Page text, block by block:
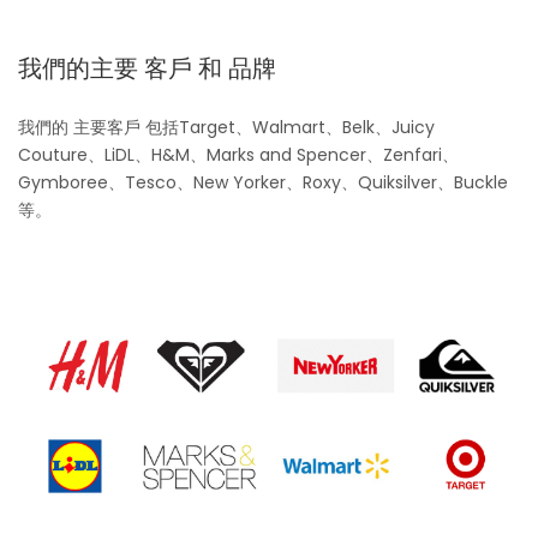
我們的主要 客戶 和 品牌
我們的 主要客戶 包括Target、Walmart、Belk、Juicy
Couture、LiDL、H&M、Marks and Spencer、Zenfari、
Gymboree、Tesco、New Yorker、Roxy、Quiksilver、Buckle
等。